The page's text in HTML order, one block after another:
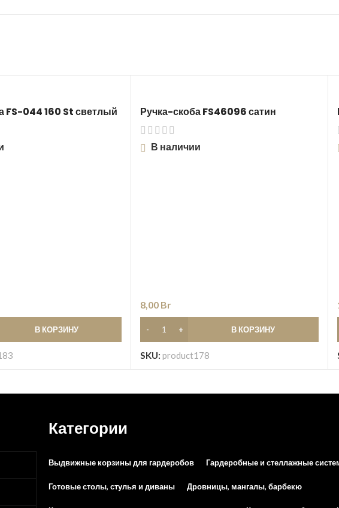
FS-044 160 St светлый
В КОРЗИНУ
Ручка-скоба FS46096 сатин
В наличии
8,00 Br
В КОРЗИНУ
SKU: product178
Категории
Выдвижные корзины для гардеробов Гардеробные и стеллажные
Готовые столы, стулья и диваны Дровницы, мангалы, барбекю